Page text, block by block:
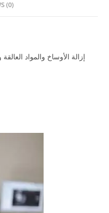
(0)
إزالة الأوساخ والمواد